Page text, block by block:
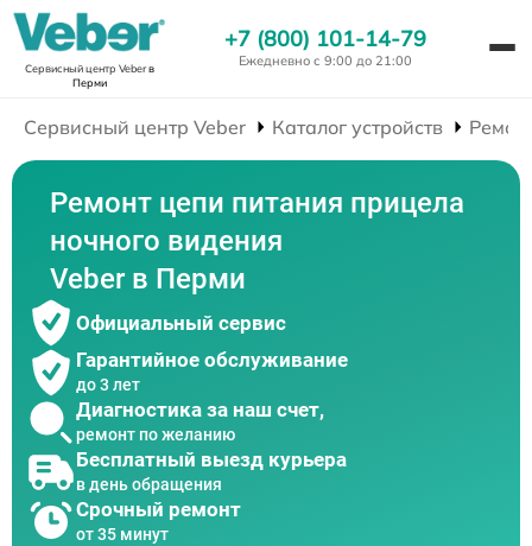
Сервисный центр Veberв
Перми
+7 (800) 101-14-79
Ежедневно с 9:00 до 21:00
Сервисный центр Veber Каталог устройств
Ремонт цепи питания прицела
ночного видения
Veber в Перми
Официальный сервис
Гарантийное обслуживание
до 3 лет
Диагностика за наш счет,
ремонт по желанию
Бесплатный выезд курьера
в день обращения
Срочный ремонт
от 35 минут